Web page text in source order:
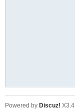
Powered by Discuz! X3.4